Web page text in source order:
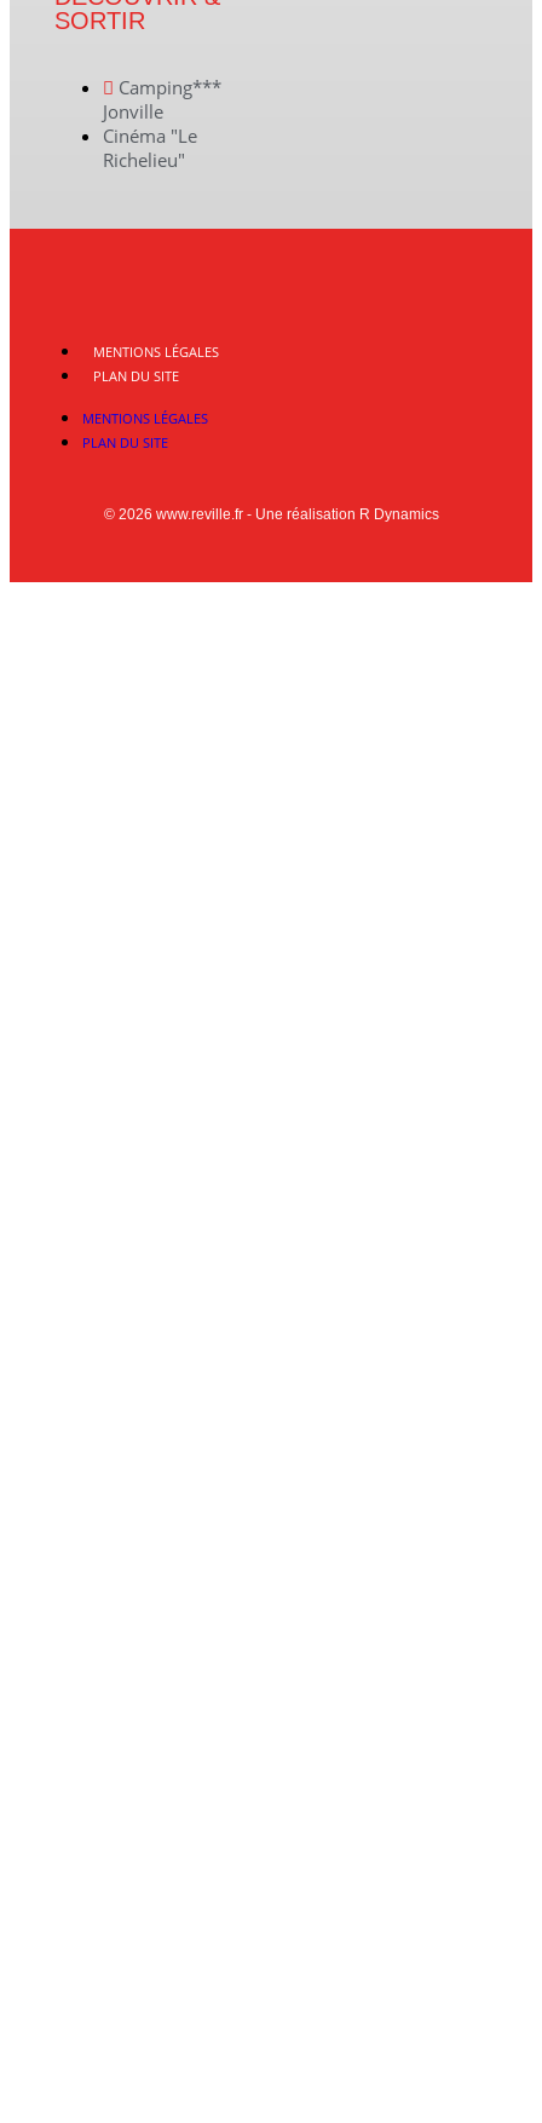
SORTIR
Camping***
Jonville
Cinéma "Le
Richelieu"
MENTIONS LÉGALES
PLAN DU SITE
MENTIONS LÉGALES
PLAN DU SITE
© 2026 www.reville.fr - Une réalisation R Dynamics